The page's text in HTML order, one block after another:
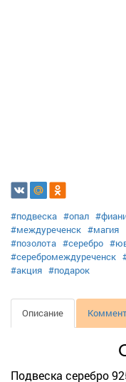
#подвеска #опал
#междуреченск #магия
#позолота #серебро
#серебромеждуреченск
#акция #подарок
Описание
Подвеска серебро